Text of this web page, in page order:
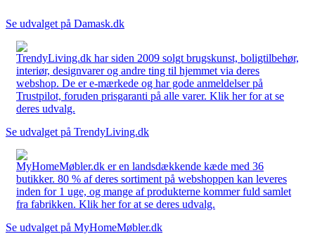
Se udvalget på Damask.dk
TrendyLiving.dk har siden 2009 solgt brugskunst, boligtilbehør,
interiør, designvarer og andre ting til hjemmet via deres
webshop. De er e-mærkede og har gode anmeldelser på
Trustpilot, foruden prisgaranti på alle varer. Klik her for at se
deres udvalg.
Se udvalget på TrendyLiving.dk
MyHomeMøbler.dk er en landsdækkende kæde med 36
butikker. 80 % af deres sortiment på webshoppen kan leveres
inden for 1 uge, og mange af produkterne kommer fuld samlet
fra fabrikken. Klik her for at se deres udvalg.
Se udvalget på MyHomeMøbler.dk